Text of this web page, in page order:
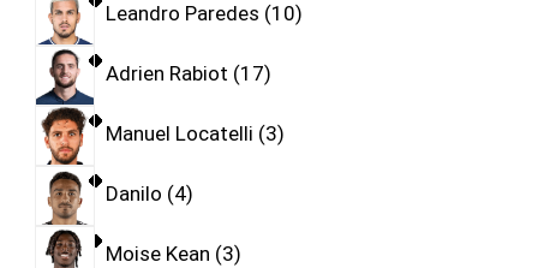
Leandro Paredes 10
Adrien Rabiot 17
Manuel Locatelli 3
Danilo 4
Moise Kean 3